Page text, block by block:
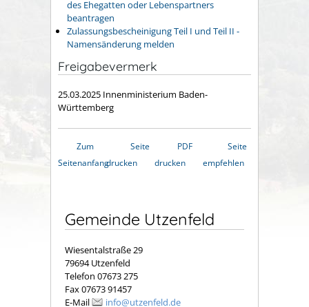
des Ehegatten oder Lebenspartners
beantragen
Zulassungsbescheinigung Teil I und Teil II -
Namensänderung melden
Freigabevermerk
25.03.2025 Innenministerium Baden-
Württemberg
Zum
Seitenanfang
Seite
drucken
PDF
drucken
Seite
empfehlen
Gemeinde Utzenfeld
Wiesentalstraße 29
79694 Utzenfeld
Telefon 07673 275
Fax 07673 91457
E-Mail
info@utzenfeld.de